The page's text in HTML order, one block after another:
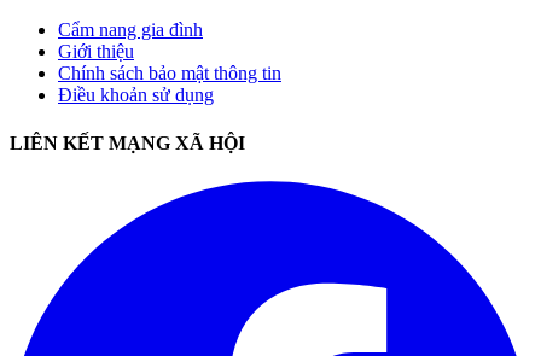
Cẩm nang gia đình
Giới thiệu
Chính sách bảo mật thông tin
Điều khoản sử dụng
LIÊN KẾT MẠNG XÃ HỘI